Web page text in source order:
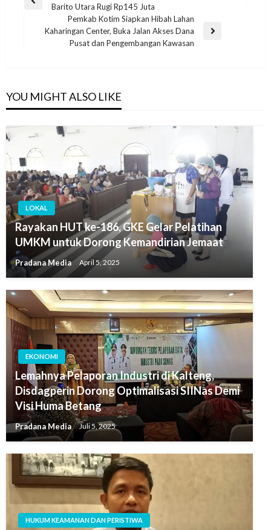
Barito Utara Rugi Rp145 Juta
Pemkab Kotim Siapkan Hibah Lahan
Kaharingan Center, Buka Jalan Akses Dana
Pusat dan Pengembangan Kawasan
YOU MIGHT ALSO LIKE
LOKAL
Rayakan HUT ke-186, GKE Gelar Pelatihan
UMKM untuk Dorong Kemandirian Jemaat
Pradana Media April 5, 2025
EKONOMI
Lemahnya Pelaporan Industri di Kalteng,
Disdagperin Dorong Optimalisasi SIINas Demi
Visi Huma Betang
Pradana Media Juli 5, 2025
HUKUM KEAMANAN DAN PERISTIWA